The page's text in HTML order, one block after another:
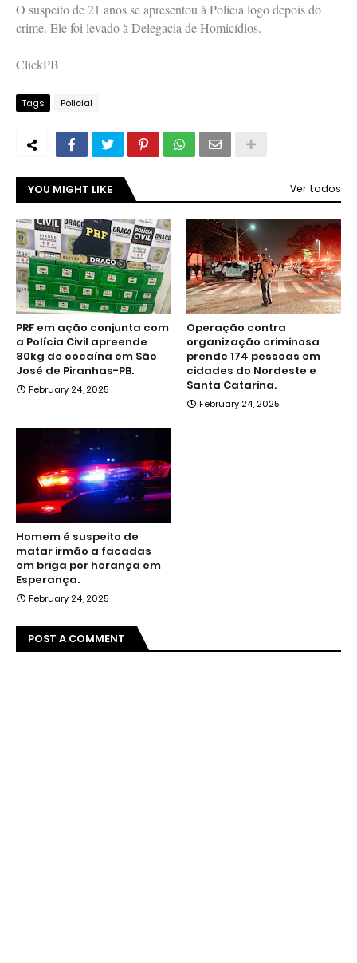
O suspeito de 21 anos se apresentou à Polícia logo depois do
crime. Ele foi levado à Delegacia de Homicídios.
ClickPB
Tags Policial
YOU MIGHT LIKE Ver todos
PRF em ação conjunta com
a Polícia Civil apreende
80kg de cocaína em São
José de Piranhas-PB.
February 24, 2025
Operação contra
organização criminosa
prende 174 pessoas em
cidades do Nordeste e
Santa Catarina.
February 24, 2025
Homem é suspeito de
matar irmão a facadas
em briga por herança em
Esperança.
February 24, 2025
POST A COMMENT